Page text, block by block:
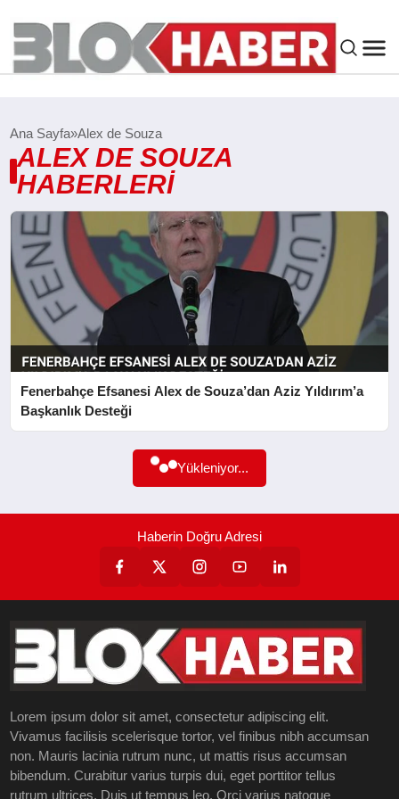
SIYASET
ÇEVRE
SPOR
EKONOMI
SAĞLIK
Ana Sayfa Alex de Souza
ALEX DE SOUZA
HABERLERI
Fenerbahçe Efsanesi Alex de Souza’dan Aziz Yıldırım’a
Başkanlık Desteği
Yükleniyor...
Haberin Doğru Adresi
Lorem ipsum dolor sit amet, consectetur adipiscing elit.
Vivamus facilisis scelerisque tortor, vel finibus nibh accumsan
non. Mauris lacinia rutrum nunc, ut mattis risus accumsan
bibendum. Curabitur varius turpis dui, eget porttitor tellus
rutrum ultrices. Duis ut tempus leo. Orci varius natoque